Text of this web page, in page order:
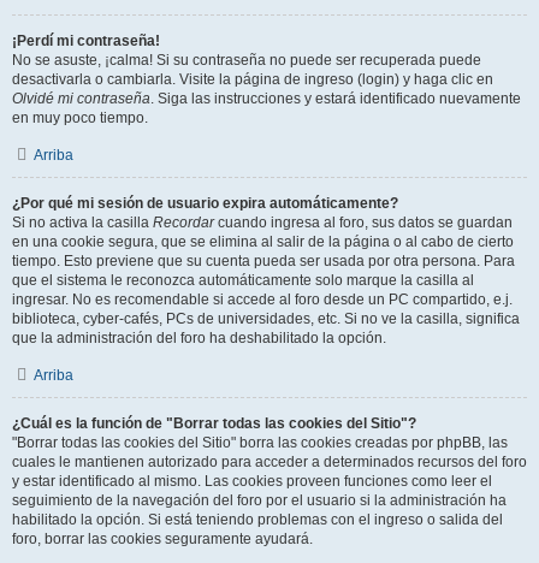
¡Perdí mi contraseña!
No se asuste, ¡calma! Si su contraseña no puede ser recuperada puede
desactivarla o cambiarla. Visite la página de ingreso (login) y haga clic en
Olvidé mi contraseña. Siga las instrucciones y estará identificado nuevamente
en muy poco tiempo.
Arriba
¿Por qué mi sesión de usuario expira automáticamente?
Si no activa la casilla Recordarcuando ingresa al foro, sus datos se guardan
en una cookie segura, que se elimina al salir de la página o al cabo de cierto
tiempo. Esto previene que su cuenta pueda ser usada por otra persona. Para
que el sistema le reconozca automáticamente solo marque la casilla al
ingresar. No es recomendable si accede al foro desde un PC compartido, e.j.
biblioteca, cyber-cafés, PCs de universidades, etc. Si no ve la casilla, significa
que la administración del foro ha deshabilitado la opción.
Arriba
¿Cuál es la función de "Borrar todas las cookies del Sitio"?
"Borrar todas las cookies del Sitio" borra las cookies creadas por phpBB, las
cuales le mantienen autorizado para acceder a determinados recursos del foro
y estar identificado al mismo. Las cookies proveen funciones como leer el
seguimiento de la navegación del foro por el usuario si la administración ha
habilitado la opción. Si está teniendo problemas con el ingreso o salida del
foro, borrar las cookies seguramente ayudará.